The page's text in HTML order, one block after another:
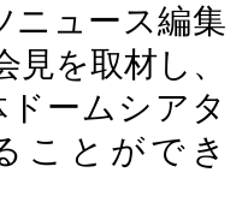
ニュース編集
見を取材し、
ドームシアタ
ことができ